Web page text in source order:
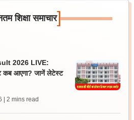
शिक्षा समाचार]
2026 LIVE:
कब आएगा? जानें लेटेस्ट
| 2 mins read